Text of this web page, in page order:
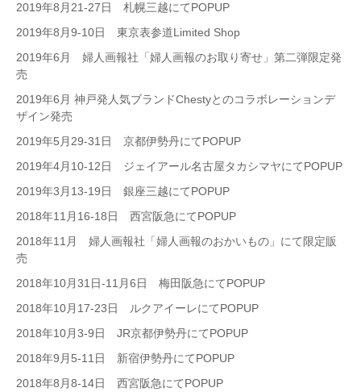
2019年8月21-27日 札幌三越にてPOPUP
2019年8月9-10日 東京表参道Limited Shop
2019年6月 婦人画報社「婦人画報のお取り寄せ」第二弾限定発
売
2019年6月 神戸発人気ブランドChestyとのコラボレーションデ
ザイン発売
2019年5月29-31日 京都伊勢丹にてPOPUP
2019年4月10-12日 ジェイアール名古屋タカシマヤにてPOPUP
2019年3月13-19日 銀座三越にてPOPUP
2018年11月16-18日 西宮阪急にてPOPUP
2018年11月 婦人画報社「婦人画報のおかいもの」にて限定販
売
2018年10月31日-11月6日 梅田阪急にてPOPUP
2018年10月17-23日 ルクアイーレにてPOPUP
2018年10月3-9日 JR京都伊勢丹にてPOPUP
2018年9月5-11日 新宿伊勢丹にてPOPUP
2018年8月8-14日 西宮阪急にてPOPUP